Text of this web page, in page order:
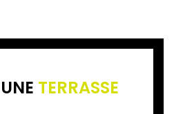
TERRASSE